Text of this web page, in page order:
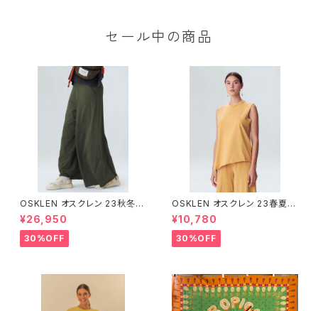
セール中の商品
OSKLEN オスクレン 23秋冬
ボトムス 1045-69665
¥26,950
30%OFF
OSKLEN オスクレン 23春夏 ト
ップス 1027-67292
¥10,780
30%OFF